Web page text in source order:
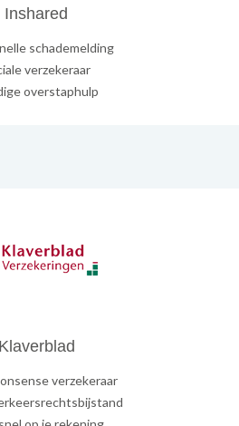
Inshared
schademelding
verzekeraar
overstaphulp
Klaverblad
verzekeraar